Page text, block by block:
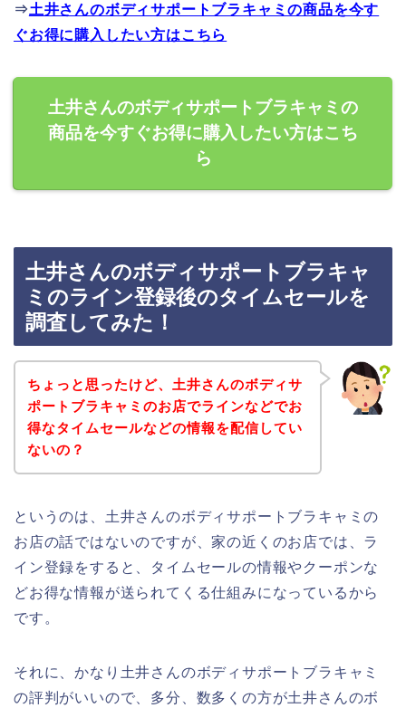
⇒土井さんのボディサポートブラキャミの商品を今す
ぐお得に購入したい方はこちら
土井さんのボディサポートブラキャミの
商品を今すぐお得に購入したい方はこち
ら
土井さんのボディサポートブラキャ
ミのライン登録後のタイムセールを
調査してみた！
ちょっと思ったけど、土井さんのボディサ
ポートブラキャミのお店でラインなどでお
得なタイムセールなどの情報を配信してい
ないの？
というのは、土井さんのボディサポートブラキャミの
お店の話ではないのですが、家の近くのお店では、ラ
イン登録をすると、タイムセールの情報やクーポンな
どお得な情報が送られてくる仕組みになっているから
です。
それに、かなり土井さんのボディサポートブラキャミ
の評判がいいので、多分、数多くの方が土井さんのボ